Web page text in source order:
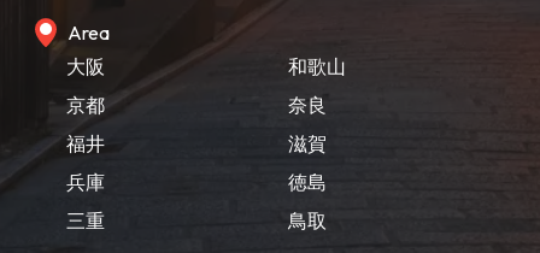
Area
大阪
京都
福井
兵庫
三重
和歌山
奈良
滋賀
徳島
鳥取